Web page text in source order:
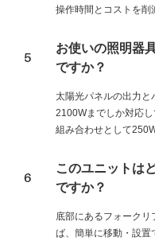
操作時間とコストを削
5
お使いの照明器
ですか？
太陽光パネルの出力と
2100Wまでしか対応
組み合わせとして
6
このユニットは
ですか？
底部にあるフォークリ
ば、簡単に移動・設置